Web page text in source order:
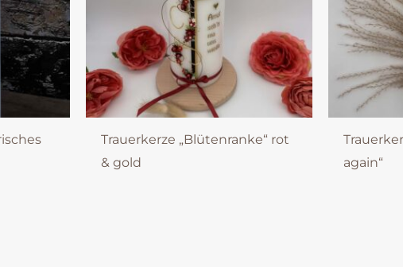
Trauerkerze „Blütenranke“ rot
& gold
again“